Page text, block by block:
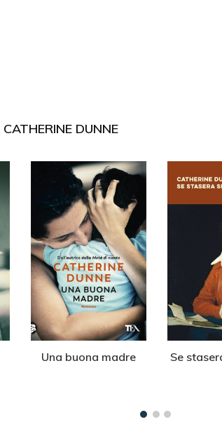
CATHERINE DUNNE
Una buona madre Se